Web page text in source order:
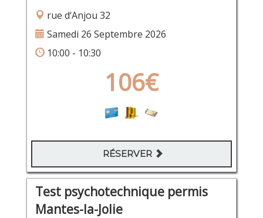
rue d‘Anjou 32
Samedi 26 Septembre 2026
10:00 - 10:30
106€
RÉSERVER
Test psychotechnique permis
Mantes-la-Jolie